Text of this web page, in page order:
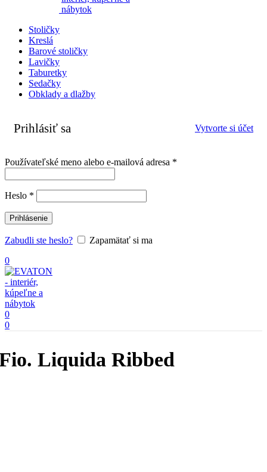
Stoličky
Kreslá
Barové stoličky
Lavičky
Taburetky
Sedačky
Obklady a dlažby
Prihlásiť sa Vytvorte si účet
Používateľské meno alebo e-mailová adresa *
Heslo *
Prihlásenie
Zabudli ste heslo?
Zapamätať si ma
0
0
0
Liquida Ribbed